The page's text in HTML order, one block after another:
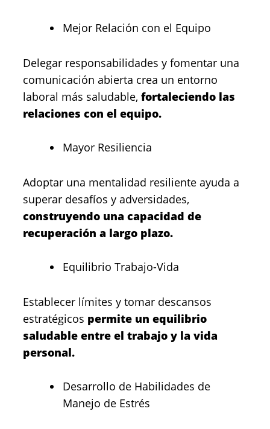
Mejor Relación con el Equipo
Delegar responsabilidades y fomentar una
comunicación abierta crea un entorno
laboral más saludable, fortaleciendo las
relaciones con el equipo.
Mayor Resiliencia
Adoptar una mentalidad resiliente ayuda a
superar desafíos y adversidades,
construyendo una capacidad de
recuperación a largo plazo.
Equilibrio Trabajo-Vida
Establecer límites y tomar descansos
estratégicos permite un equilibrio
saludable entre el trabajo y la vida
personal.
Desarrollo de Habilidades de
Manejo de Estrés